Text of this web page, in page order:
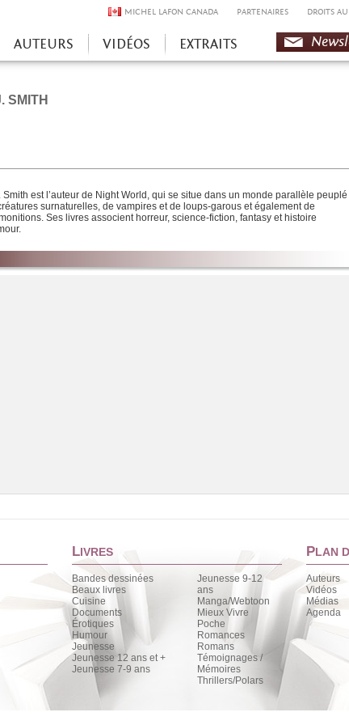
MICHEL LAFON CANADA PARTENAIRES DROITS
AUTEURS VIDÉOS EXTRAITS
SMITH
Smith est l’auteur de Night World, qui se situe dans un monde parallèle peuplé
surnaturelles, de vampires et de loups-garous et également de
Ses livres associent horreur, science-fiction, fantasy et histoire
Chargement de la liste
LIVRES
Bandes dessinées
Beaux livres
Cuisine
Documents
Érotiques
Humour
Jeunesse
Jeunesse 12 ans et +
Jeunesse 7-9 ans
Jeunesse 9-12
ans
Manga/Webtoon
Mieux Vivre
Poche
Romances
Romans
Témoignages /
Mémoires
Thrillers/Polars
PLAN
Auteurs
Vidéos
Médias
Agenda